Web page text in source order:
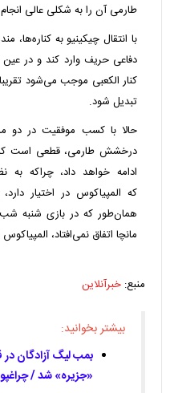
طارمی آن را به شکلی عالی
با انتقال چیکینیو به کناره‌ها،
دفاعی حریف وارد کند و در عین
کنار الکعبی موجب می‌شود
تبدیل شود.
حالا با کسب موفقیت در دو
درخشش طارمی، قطعی است که
ادامه خواهد داد، چراکه به
که المپیاکوس در اختیار
همان‌طور که در بازی شنبه
مانچا اتفاق نمی‌افتاد،
منبع: خبرآنلاین
بیشتر بخوانید:
بمب لیگ آزادگان
«جزیره» شد /